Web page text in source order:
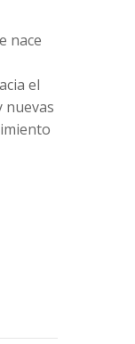
nace
el
nuevas